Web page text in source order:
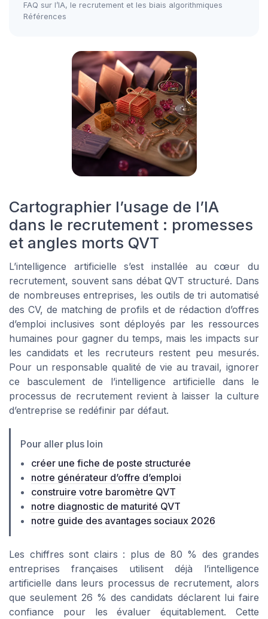
FAQ sur l’IA, le recrutement et les biais algorithmiques
Références
Cartographier l’usage de l’IA
dans le recrutement : promesses
et angles morts QVT
L’intelligence artificielle s’est installée au cœur du
recrutement, souvent sans débat QVT structuré. Dans
de nombreuses entreprises, les outils de tri automatisé
des CV, de matching de profils et de rédaction d’offres
d’emploi inclusives sont déployés par les ressources
humaines pour gagner du temps, mais les impacts sur
les candidats et les recruteurs restent peu mesurés.
Pour un responsable qualité de vie au travail, ignorer
ce basculement de l’intelligence artificielle dans le
processus de recrutement revient à laisser la culture
d’entreprise se redéfinir par défaut.
Pour aller plus loin
créer une fiche de poste structurée
notre générateur d’offre d’emploi
construire votre baromètre QVT
notre diagnostic de maturité QVT
notre guide des avantages sociaux 2026
Les chiffres sont clairs : plus de 80 % des grandes
entreprises françaises utilisent déjà l’intelligence
artificielle dans leurs processus de recrutement, alors
que seulement 26 % des candidats déclarent lui faire
confiance pour les évaluer équitablement. Cette